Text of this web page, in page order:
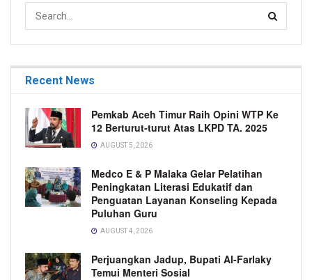
Recent News
Pemkab Aceh Timur Raih Opini WTP Ke
12 Berturut-turut Atas LKPD TA. 2025
AUGUST 5, 2026
Medco E & P Malaka Gelar Pelatihan
Peningkatan Literasi Edukatif dan
Penguatan Layanan Konseling Kepada
Puluhan Guru
AUGUST 4, 2026
Perjuangkan Jadup, Bupati Al-Farlaky
Temui Menteri Sosial